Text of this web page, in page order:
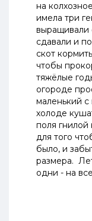
на
имела три
выращивали
сдавали и
скот
чтобы
тяжёлые
огороде
маленький
холоде
поля гнилой
для того
было, и
размера.
одни - на